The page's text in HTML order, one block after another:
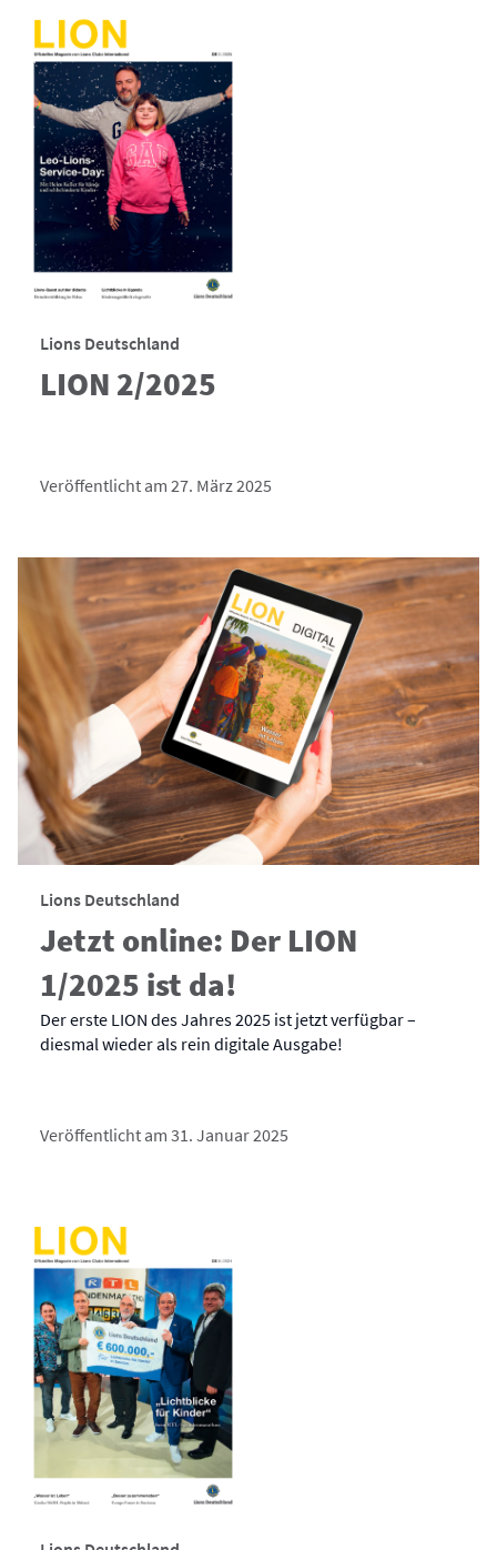
Lions Deutschland
LION 2/2025
Veröffentlicht am 27. März 2025
Lions Deutschland
Jetzt online: Der LION
1/2025 ist da!
Der erste LION des Jahres 2025 ist jetzt verfügbar –
diesmal wieder als rein digitale Ausgabe!
Veröffentlicht am 31. Januar 2025